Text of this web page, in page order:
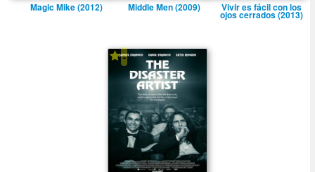
Magic Mike (2012) Middle Men (2009) Vivir es fácil con los
ojos cerrados (2013)
-